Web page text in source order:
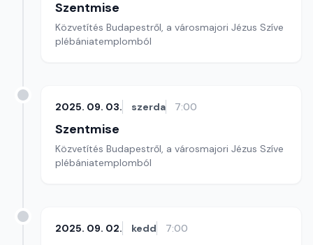
Szentmise
Közvetítés Budapestről, a városmajori Jézus Szíve
plébániatemplomból
2025. 09. 03. szerda 7:00
Szentmise
Közvetítés Budapestről, a városmajori Jézus Szíve
plébániatemplomból
2025. 09. 02. kedd 7:00